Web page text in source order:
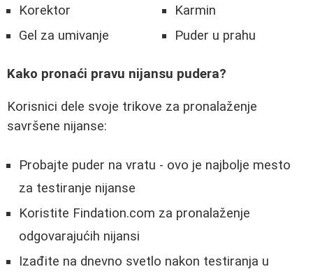
Korektor
Gel za umivanje
Karmin
Puder u prahu
Kako pronaći pravu nijansu pudera?
Korisnici dele svoje trikove za pronalaženje
savršene nijanse:
Probajte puder na vratu - ovo je najbolje mesto
za testiranje nijanse
Koristite Findation.com za pronalaženje
odgovarajućih nijansi
Izađite na dnevno svetlo nakon testiranja u